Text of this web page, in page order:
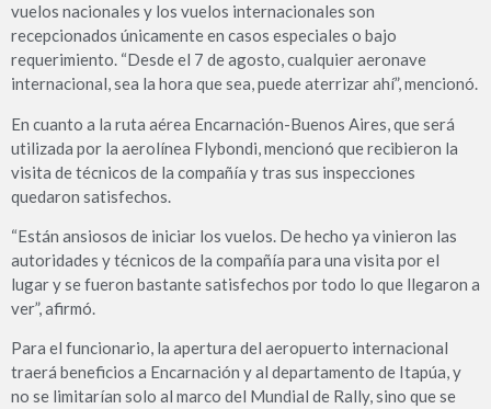
vuelos nacionales y los vuelos internacionales son
recepcionados únicamente en casos especiales o bajo
requerimiento. “Desde el 7 de agosto, cualquier aeronave
internacional, sea la hora que sea, puede aterrizar ahí”, mencionó.
En cuanto a la ruta aérea Encarnación-Buenos Aires, que será
utilizada por la aerolínea Flybondi, mencionó que recibieron la
visita de técnicos de la compañía y tras sus inspecciones
quedaron satisfechos.
“Están ansiosos de iniciar los vuelos. De hecho ya vinieron las
autoridades y técnicos de la compañía para una visita por el
lugar y se fueron bastante satisfechos por todo lo que llegaron a
ver”, afirmó.
Para el funcionario, la apertura del aeropuerto internacional
traerá beneficios a Encarnación y al departamento de Itapúa, y
no se limitarían solo al marco del Mundial de Rally, sino que se